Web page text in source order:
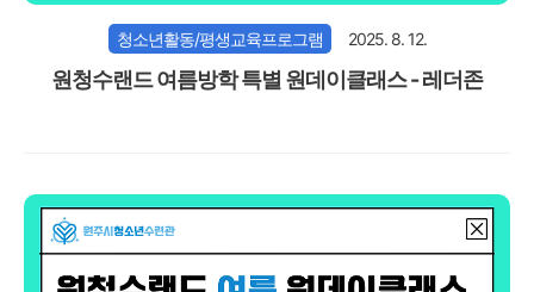
청소년활동/평생교육프로그램 2025. 8. 12.
원청수랜드 여름방학 특별 원데이클래스 - 레더존